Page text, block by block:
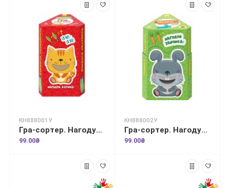
КН888001У
Гра-сортер. Нагодуй тваринку. Домашні улюбленці
99.00₴
КН888002У
Гра-сортер. Нагодуй тваринку. Лісові звірятка
99.00₴